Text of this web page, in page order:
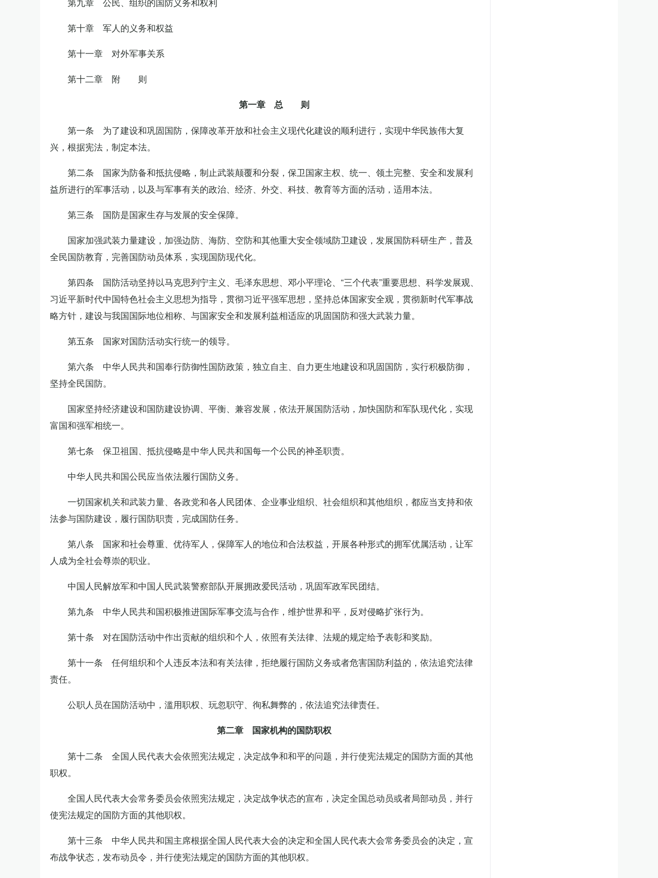
第十章 军人的义务和权益
第十一章 对外军事关系
第十二章 附 则
第一章 总 则
第一条 为了建设和巩固国防，保障改革开放和社会主义现代化建设的顺利进行，实现中华民族伟大复
兴，根据宪法，制定本法。
第二条 国家为防备和抵抗侵略，制止武装颠覆和分裂，保卫国家主权、统一、领土完整、安全和发展利
益所进行的军事活动，以及与军事有关的政治、经济、外交、科技、教育等方面的活动，适用本法。
第三条 国防是国家生存与发展的安全保障。
国家加强武装力量建设，加强边防、海防、空防和其他重大安全领域防卫建设，发展国防科研生产，普及
全民国防教育，完善国防动员体系，实现国防现代化。
第四条 国防活动坚持以马克思列宁主义、毛泽东思想、邓小平理论、“三个代表”重要思想、科学发展观、
习近平新时代中国特色社会主义思想为指导，贯彻习近平强军思想，坚持总体国家安全观，贯彻新时代军事战
略方针，建设与我国国际地位相称、与国家安全和发展利益相适应的巩固国防和强大武装力量。
第五条 国家对国防活动实行统一的领导。
第六条 中华人民共和国奉行防御性国防政策，独立自主、自力更生地建设和巩固国防，实行积极防御，
坚持全民国防。
国家坚持经济建设和国防建设协调、平衡、兼容发展，依法开展国防活动，加快国防和军队现代化，实现
富国和强军相统一。
第七条 保卫祖国、抵抗侵略是中华人民共和国每一个公民的神圣职责。
中华人民共和国公民应当依法履行国防义务。
一切国家机关和武装力量、各政党和各人民团体、企业事业组织、社会组织和其他组织，都应当支持和依
法参与国防建设，履行国防职责，完成国防任务。
第八条 国家和社会尊重、优待军人，保障军人的地位和合法权益，开展各种形式的拥军优属活动，让军
人成为全社会尊崇的职业。
中国人民解放军和中国人民武装警察部队开展拥政爱民活动，巩固军政军民团结。
第九条 中华人民共和国积极推进国际军事交流与合作，维护世界和平，反对侵略扩张行为。
第十条 对在国防活动中作出贡献的组织和个人，依照有关法律、法规的规定给予表彰和奖励。
第十一条 任何组织和个人违反本法和有关法律，拒绝履行国防义务或者危害国防利益的，依法追究法律
责任。
公职人员在国防活动中，滥用职权、玩忽职守、徇私舞弊的，依法追究法律责任。
第二章 国家机构的国防职权
第十二条 全国人民代表大会依照宪法规定，决定战争和和平的问题，并行使宪法规定的国防方面的其他
职权。
全国人民代表大会常务委员会依照宪法规定，决定战争状态的宣布，决定全国总动员或者局部动员，并行
使宪法规定的国防方面的其他职权。
第十三条 中华人民共和国主席根据全国人民代表大会的决定和全国人民代表大会常务委员会的决定，宣
布战争状态，发布动员令，并行使宪法规定的国防方面的其他职权。